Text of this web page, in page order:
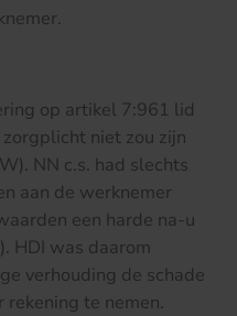
op artikel 7:961 lid
niet zou zijn
NN c.s. had slechts
aan de werknemer
een harde na-u
HDI was daarom
verhouding de schade
rekening te nemen.